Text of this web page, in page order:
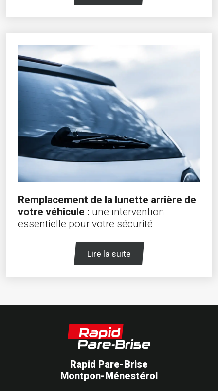
Remplacement de la lunette arrière de
votre véhicule : une intervention
essentielle pour votre sécurité
Lire la suite
Rapid Pare-Brise
Montpon-Ménestérol